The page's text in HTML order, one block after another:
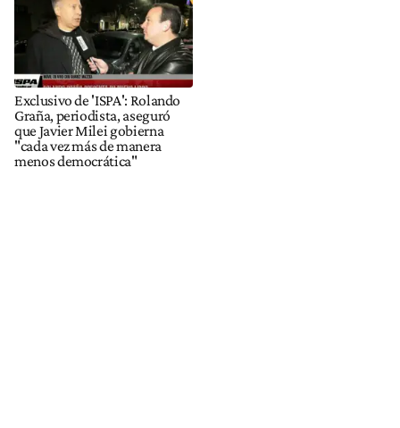
Exclusivo de 'ISPA': Rolando
Graña, periodista, aseguró
que Javier Milei gobierna
"cada vez más de manera
menos democrática"